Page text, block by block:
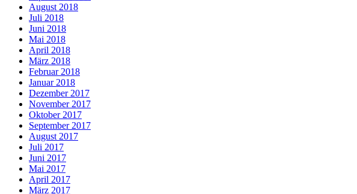
August 2018
Juli 2018
Juni 2018
Mai 2018
April 2018
März 2018
Februar 2018
Januar 2018
Dezember 2017
November 2017
Oktober 2017
September 2017
August 2017
Juli 2017
Juni 2017
Mai 2017
April 2017
März 2017